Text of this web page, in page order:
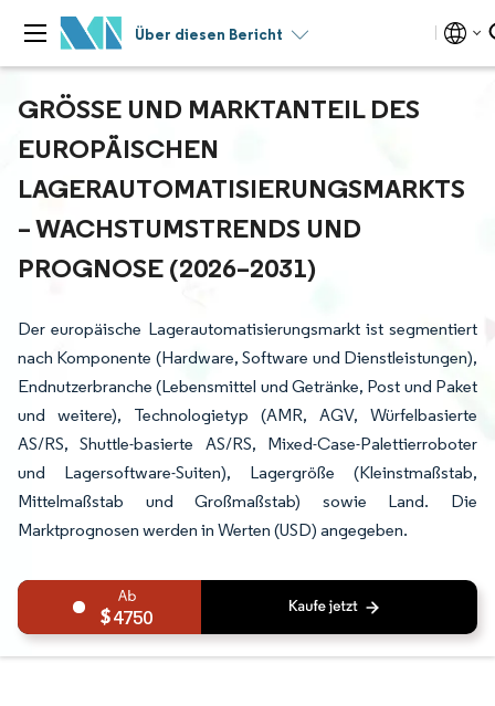
Über diesen Bericht
GRÖSSE UND MARKTANTEIL DES E
UROPÄISCHEN L
AGERAUTOMATISIERUNGSMARKTS –
WACHSTUMSTRENDS UND P
ROGNOSE (2026–2031)
Der europäische Lagerautomatisierungsmarkt ist segmentiert
nach Komponente (Hardware, Software und Dienstleistungen),
Endnutzerbranche (Lebensmittel und Getränke, Post und Paket
und weitere), Technologietyp (AMR, AGV, Würfelbasierte
AS/RS, Shuttle-basierte AS/RS, Mixed-Case-Palettierroboter
und Lagersoftware-Suiten), Lagergröße (Kleinstmaßstab,
Mittelmaßstab und Großmaßstab) sowie Land. Die
Marktprognosen werden in Werten (USD) angegeben.
4750